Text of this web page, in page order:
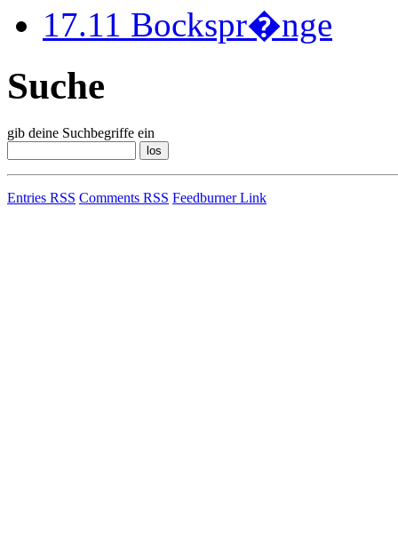
17.11 Bockspr�nge
Suche
gib deine Suchbegriffe ein
Entries RSS Comments RSS Feedburner Link